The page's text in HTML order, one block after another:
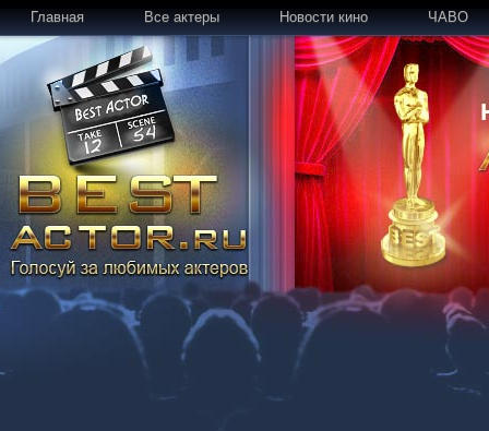
Главная Все актеры Новости кино ЧАВО